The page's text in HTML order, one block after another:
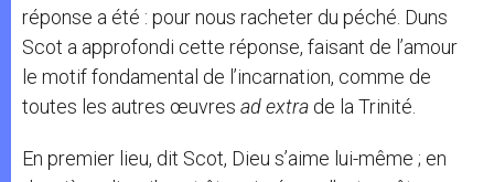
réponse a été : pour nous racheter du péché. Duns
Scot a approfondi cette réponse, faisant de l’amour
le motif fondamental de l’incarnation, comme de
toutes les autres œuvres ad extra de la Trinité.
En premier lieu, dit Scot, Dieu s’aime lui-même ; en